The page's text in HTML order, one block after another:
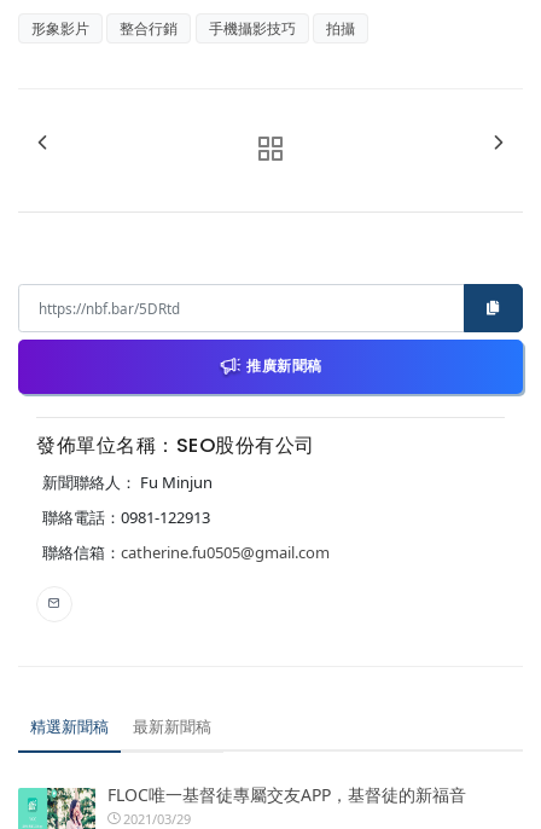
形象影片 整合行銷 手機攝影技巧 拍攝
推廣新聞稿
發佈單位名稱：SEO股份有公司
新聞聯絡人： Fu Minjun
聯絡電話：0981-122913
聯絡信箱： catherine.fu0505@gmail.com
精選新聞稿 最新新聞稿
FLOC唯一基督徒專屬交友APP，基督徒的新福音
2021/03/29